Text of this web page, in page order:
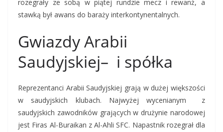
rozegrały ze sobą w piątej rundzie mecz i rewanż, a
stawką był awans do baraży interkontynentalnych.
Gwiazdy Arabii
Saudyjskiej– i spółka
Reprezentanci Arabii Saudyjskiej grają w dużej większości
w saudyjskich klubach. Najwyżej wycenianym z
saudyjskich zawodników grających w drużynie narodowej
jest Firas Al-Buraikan z Al-Ahli SFC. Napastnik rozegrał dla